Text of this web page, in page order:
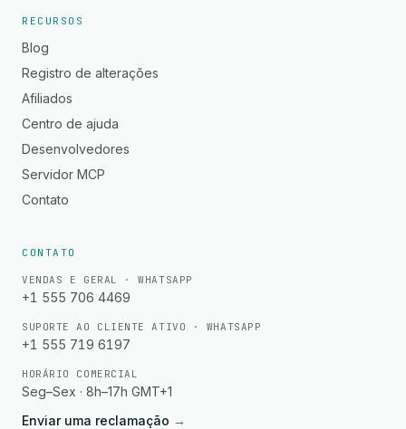
RECURSOS
Blog
Registro de alterações
Afiliados
Centro de ajuda
Desenvolvedores
Servidor MCP
Contato
CONTATO
VENDAS E GERAL · WHATSAPP
+1 555 706 4469
SUPORTE AO CLIENTE ATIVO · WHATSAPP
+1 555 719 6197
HORÁRIO COMERCIAL
Seg–Sex · 8h–17h GMT+1
Enviar uma reclamação →